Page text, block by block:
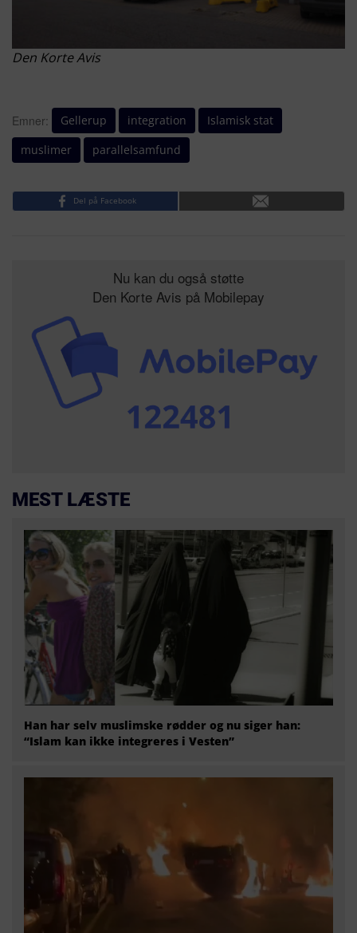
Den Korte Avis
Emner: Gellerup integration
Islamisk stat
muslimer
parallelsamfund
Del på Facebook
Nu kan du også støtte
Den Korte Avis på Mobilepay
MEST LÆSTE
Han har selv muslimske rødder og nu siger han:
“Islam kan ikke integreres i Vesten”